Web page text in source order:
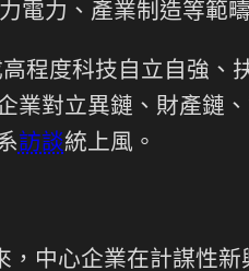
電力、產業制造等範
程度科技自立自強、
對立異鏈、財產鏈
訪談統上風。
，中心企業在計謀性